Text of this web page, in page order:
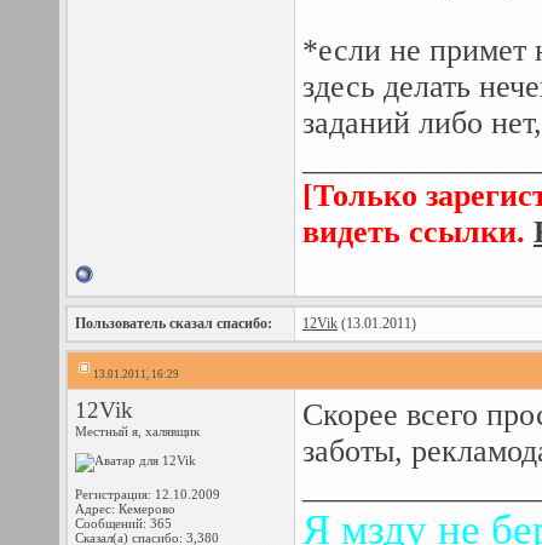
*если не примет
здесь делать
заданий либо
[Только
видеть ссылки.
Пользователь сказал cпасибо: 12Vik (13.01.2011)
13.01.2011, 16:29
12Vik
Местный я, халявщик
Регистрация: 12.10.2009
Адрес: Кемерово
Сообщений: 365
Сказал(а) спасибо: 3,380
Скорее всего
заботы,
Я мзду не